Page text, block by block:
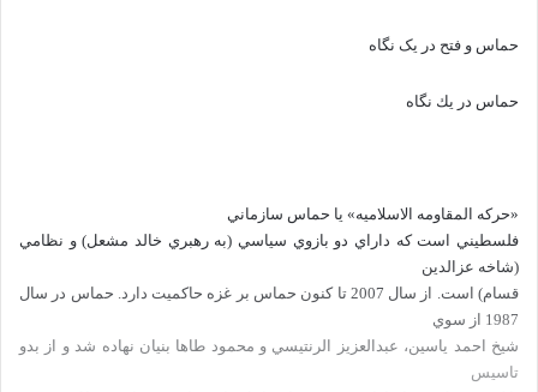
حماس و فتح در یک نگاه
حماس در يك نگاه
«حركه المقاومه الاسلاميه» يا حماس سازماني
فلسطيني است كه داراي دو بازوي سياسي (به رهبري خالد مشعل) و نظامي
(شاخه عزالدين
قسام) است. از سال 2007 تا كنون حماس بر غزه حاكميت دارد. حماس در سال
1987 از سوي
شيخ احمد ياسين، عبدالعزيز الرنتيسي و محمود طاها بنيان نهاده شد و از بدو
تاسيس